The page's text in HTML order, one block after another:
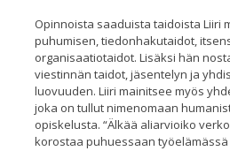
Opinnoista saaduista taidoista Liiri
puhumisen,tiedonhakutaidot,
organisaatiotaidot. Lisäksi hän
viestinnän taidot, jäsentelyn ja
luovuuden. Liiri mainitsee myös
joka on tullut nimenomaan
opiskelusta. “Älkää aliarvioiko
korostaa puhuessaan